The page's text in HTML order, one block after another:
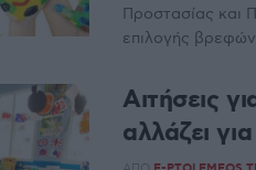
Προστασίας και
επιλογής
Αιτήσεις
αλλάζει